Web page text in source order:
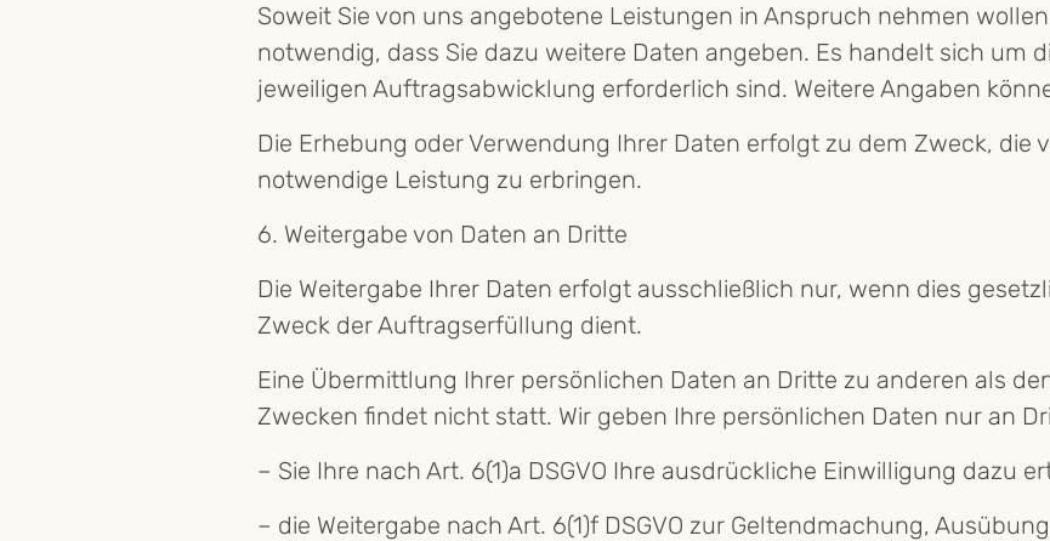
Soweit Sie von uns angebotene Leistungen in Anspruch nehmen
notwendig, dass Sie dazu weitere Daten angeben. Es handelt sich um
jeweiligen Auftragsabwicklung erforderlich sind. Weitere Angaben
Die Erhebung oder Verwendung Ihrer Daten erfolgt zu dem Zweck, die
notwendige Leistung zu erbringen.
6. Weitergabe von Daten an Dritte
Die Weitergabe Ihrer Daten erfolgt ausschließlich nur, wenn dies
Zweck der Auftragserfüllung dient.
Eine Übermittlung Ihrer persönlichen Daten an Dritte zu anderen als
Zwecken findet nicht statt. Wir geben Ihre persönlichen Daten nur an
– Sie Ihre nach Art. 6(1)a DSGVO Ihre ausdrückliche Einwilligung dazu
– die Weitergabe nach Art. 6(1)f DSGVO zur Geltendmachung,